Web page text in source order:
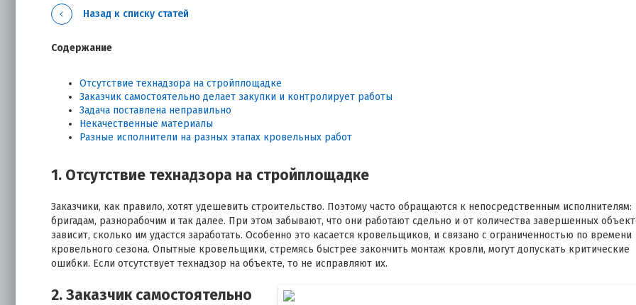
Назад к списку статей
Содержание
Отсутствие технадзора на стройплощадке
Заказчик самостоятельно делает закупки и контролирует работы
Задача поставлена неправильно
Некачественные материалы
Разные исполнители на разных этапах кровельных работ
1. Отсутствие технадзора на стройплощадке
Заказчики, как правило, хотят удешевить строительство. Поэтому часто обращаются к непосредственным исполнителям:
бригадам, разнорабочим и так далее. При этом забывают, что они работают сдельно и от количества завершенных
зависит, сколько им удастся заработать. Особенно это касается кровельщиков, и связано с ограниченностью по времени
кровельного сезона. Опытные кровельщики, стремясь быстрее закончить монтаж кровли, могут допускать критические
ошибки. Если отсутствует технадзор на объекте, то не исправляют их.
2. Заказчик самостоятельно